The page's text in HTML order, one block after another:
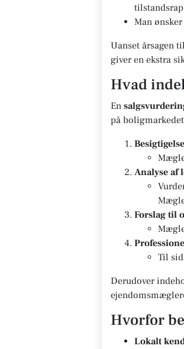
Man
Uanset årsagen
giver en ekstra
Hvad
En
på
Analyse af
Forslag til
Til
Derudover
Hvorfor
Lokalt